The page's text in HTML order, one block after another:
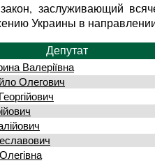
заслуживающий
Украины в направлении
Депутат
Валеріївна
Олегович